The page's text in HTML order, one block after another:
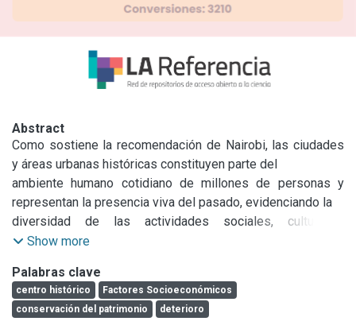
Abstract
Como sostiene la recomendación de Nairobi, las ciudades
y áreas urbanas históricas constituyen parte del
ambiente humano cotidiano de millones de personas y
representan la presencia viva del pasado, evidenciando la
diversidad de las actividades sociales, culturales,
económicas y religiosas desarrolladas en el tiempo, y que
ellas, como consecuencia de sus valores universales,
integran el listado de Patrimonio Mundial de la UNESCO. Sin
embargo, la problemática de los centros históricos
Show more
Palabras clave
centro histórico
Factores Socioeconómicos
conservación del patrimonio
deterioro